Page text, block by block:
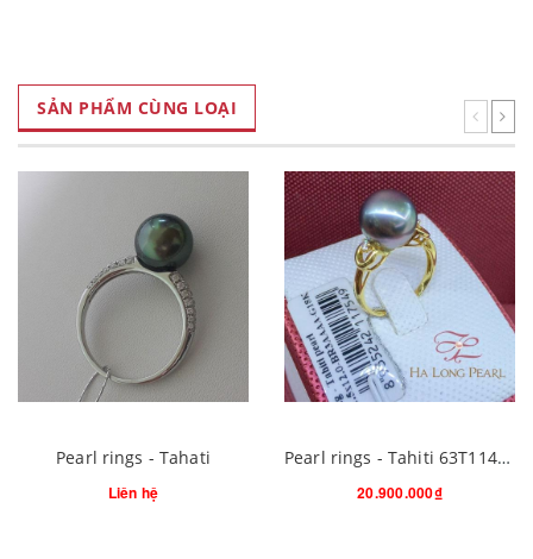
SẢN PHẨM CÙNG LOẠI
Pearl rings - Tahati
Liên hệ
Pearl rings - Tahiti 63T114G006S21 (Đ.300)
20.900.000₫